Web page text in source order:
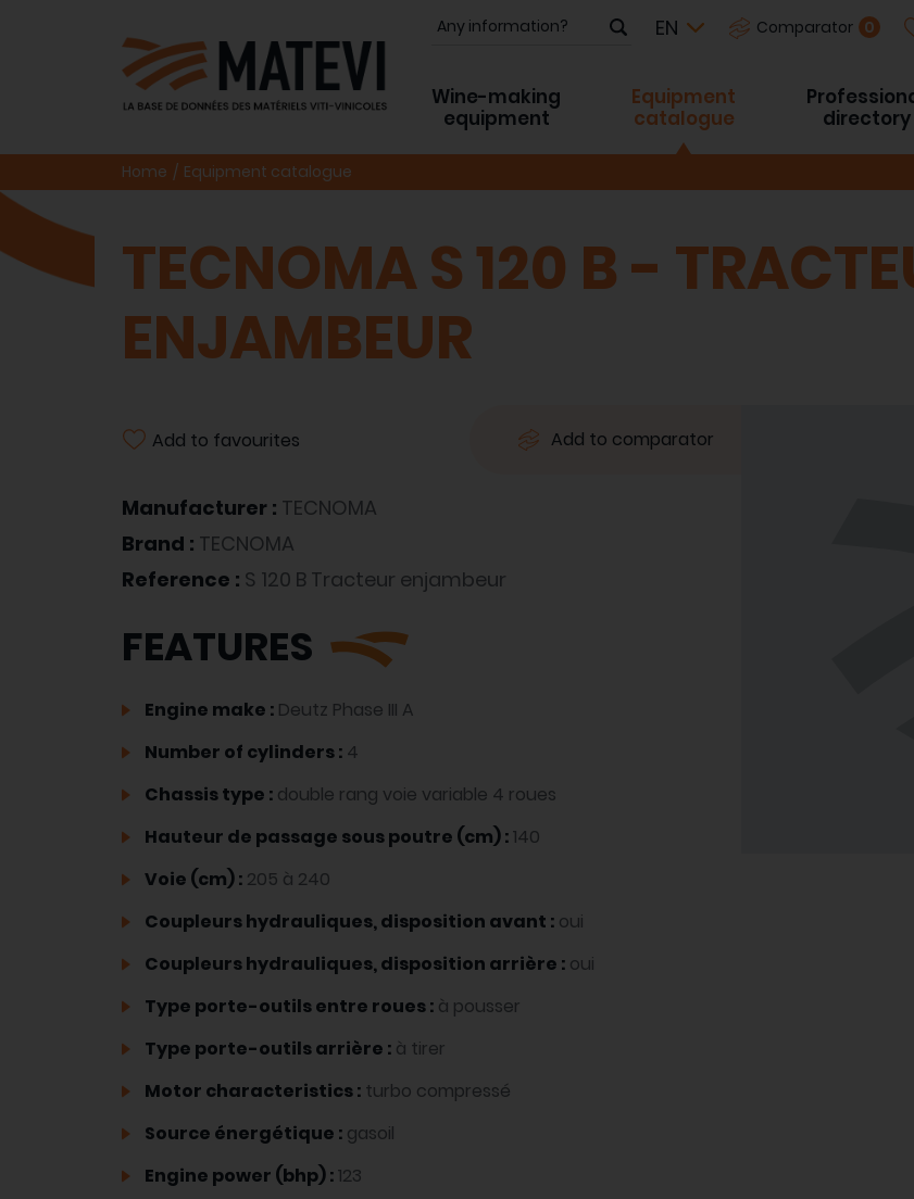
Comparator 0
Wine-making
equipment
Equipment
catalogue
directory
Home Equipment catalogue
TECNOMA S 120 B -
ENJAMBEUR
Add to favourites Add to comparator
Manufacturer : TECNOMA
Brand : TECNOMA
Reference : S 120 B Tracteur enjambeur
FEATURES
Engine make : Deutz Phase III A
Number of cylinders : 4
Chassis type : double rang voie variable 4 roues
Hauteur de passage sous poutre (cm) :140
Voie (cm) : 205 à 240
Coupleurs hydrauliques, disposition avant : oui
Coupleurs hydrauliques, disposition arrière : oui
Type porte-outils entre roues : à pousser
Type porte-outils arrière : à tirer
Motor characteristics : turbo compressé
Source énergétique : gasoil
Engine power (bhp) :123